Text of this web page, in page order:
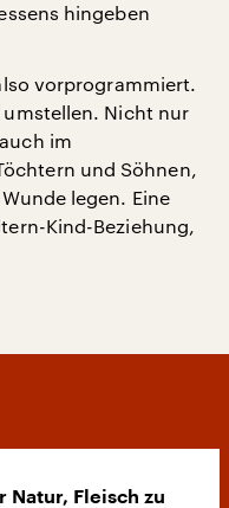
hingeben
vorprogrammiert.
umstellen. Nicht nur
im
und Söhnen,
legen. Eine
Kind-Beziehung,
Natur, Fleisch zu